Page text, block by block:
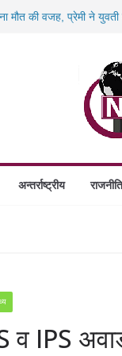
मौत की वजह, प्रेमी ने
पनीर की खेप जब्त,
अन्तर्राष्ट्रीय राजनीति
अवार्ड